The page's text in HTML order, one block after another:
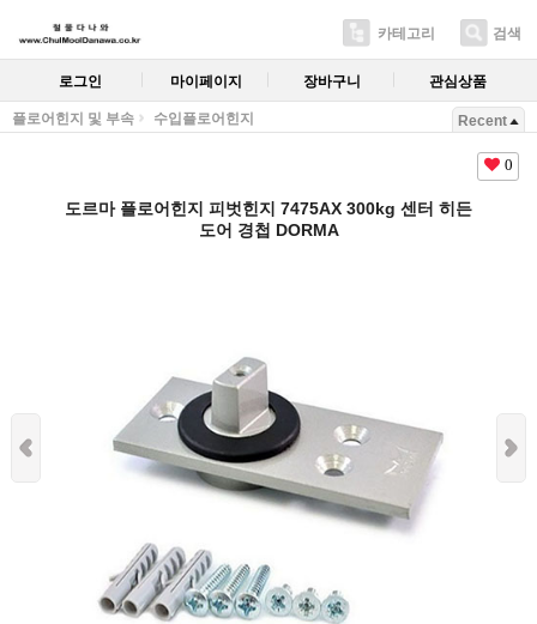
카테고리 검색
로그인 마이페이지 장바구니 관심상품
플로어힌지 및 부속 수입플로어힌지 Recent
0
도르마 플로어힌지 피벗힌지 7475AX 300kg 센터 히든
도어 경첩 DORMA